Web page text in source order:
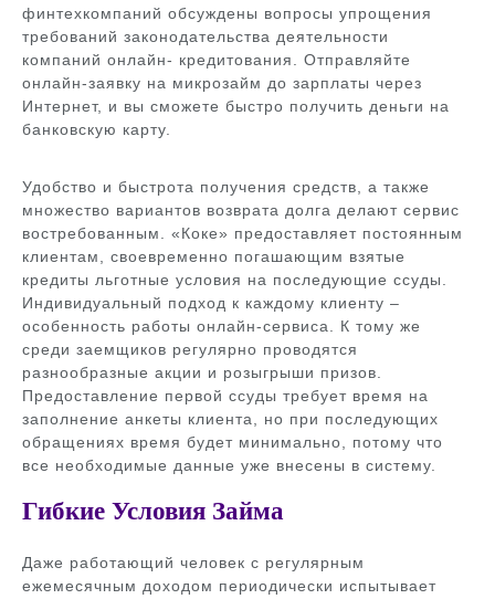
финтехкомпаний обсуждены вопросы упрощения
требований законодательства деятельности
компаний онлайн- кредитования. Отправляйте
онлайн-заявку на микрозайм до зарплаты через
Интернет, и вы сможете быстро получить деньги на
банковскую карту.
Удобство и быстрота получения средств, а также
множество вариантов возврата долга делают сервис
востребованным. «Коке» предоставляет постоянным
клиентам, своевременно погашающим взятые
кредиты льготные условия на последующие ссуды.
Индивидуальный подход к каждому клиенту –
особенность работы онлайн-сервиса. К тому же
среди заемщиков регулярно проводятся
разнообразные акции и розыгрыши призов.
Предоставление первой ссуды требует время на
заполнение анкеты клиента, но при последующих
обращениях время будет минимально, потому что
все необходимые данные уже внесены в систему.
Гибкие Условия Займа
Даже работающий человек с регулярным
ежемесячным доходом периодически испытывает